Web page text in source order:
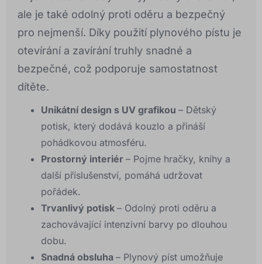
ale je také odolný proti oděru a bezpečný
pro nejmenší. Díky použití plynového pístu je
otevírání a zavírání truhly snadné a
bezpečné, což podporuje samostatnost
dítěte.
Unikátní design s UV grafikou – Dětský
potisk, který dodává kouzlo a přináší
pohádkovou atmosféru.
Prostorný interiér – Pojme hračky, knihy a
další příslušenství, pomáhá udržovat
pořádek.
Trvanlivý potisk – Odolný proti oděru a
zachovávající intenzivní barvy po dlouhou
dobu.
Snadná obsluha – Plynový píst umožňuje